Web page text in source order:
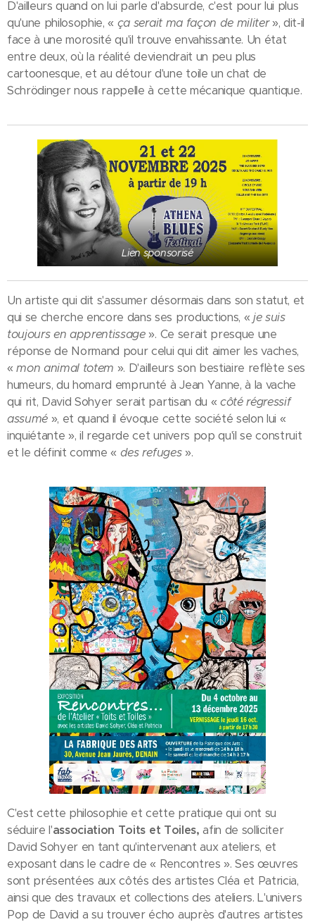
D'ailleurs quand on lui parle d'absurde, c'est pour lui plus
qu'une philosophie, « ça serait ma façon de militer», dit-il
face à une morosité qu'il trouve envahissante. Un état
entre deux, où la réalité deviendrait un peu plus
cartoonesque, et au détour d'une toile un chat de
Schrödinger nous rappelle à cette mécanique quantique.
Lien sponsorisé
Un artiste qui dit s'assumer désormais dans son statut, et
qui se cherche encore dans ses productions, « je suis
toujours en apprentissage». Ce serait presque une
réponse de Normand pour celui qui dit aimer les vaches,
« mon animal totem ». D'ailleurs son bestiaire reflète ses
humeurs, du homard emprunté à Jean Yanne, à la vache
qui rit, David Sohyer serait partisan du « côté régressif
assumé », et quand il évoque cette société selon lui «
inquiétante », il regarde cet univers pop qu'il se construit
et le définit comme « des refuges».
C'est cette philosophie et cette pratique qui ont su
séduire l'association Toits et Toiles, afin de solliciter
David Sohyer en tant qu'intervenant aux ateliers, et
exposant dans le cadre de « Rencontres ». Ses œuvres
sont présentées aux côtés des artistes Cléa et Patricia,
ainsi que des travaux et collections des ateliers. L'univers
Pop de David a su trouver écho auprès d'autres artistes